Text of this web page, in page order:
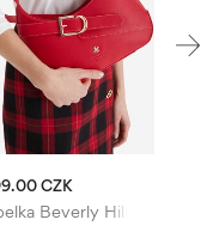
Beverly Hills Polo Club
CZK